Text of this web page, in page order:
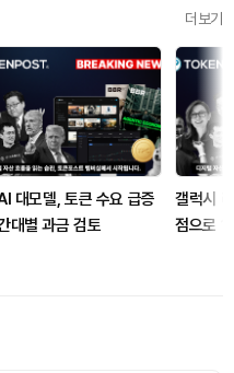
더보기
대모델, 토큰 수요 급증
대별 과금 검토
갤럭시
점으로